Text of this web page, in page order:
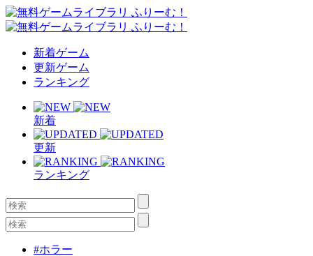
新着ゲーム
更新ゲーム
ランキング
新着
更新
ランキング
#ホラー